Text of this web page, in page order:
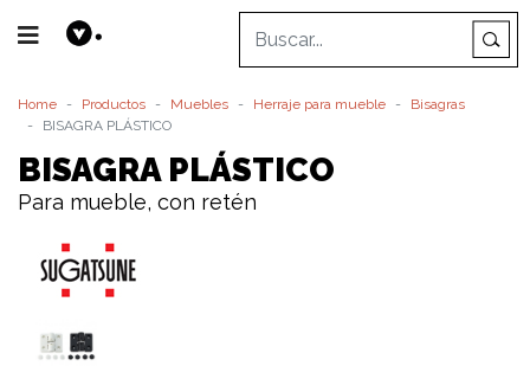
Home Productos Muebles Herraje para mueble
Bisagras
BISAGRA PLÁSTICO
BISAGRA PLÁSTICO
Para mueble, con retén